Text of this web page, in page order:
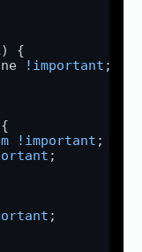
) {
!important ;
!important ;
;
;